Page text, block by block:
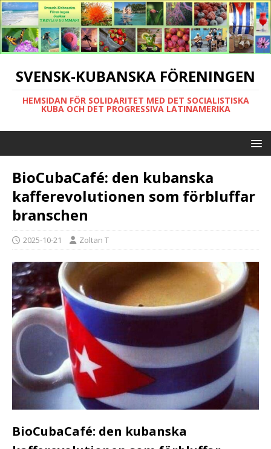
SVENSK-KUBANSKA FÖRENINGEN
HEMSIDAN FÖR SOLIDARITET MED DET SOCIALISTISKA
KUBA OCH DET PROGRESSIVA LATINAMERIKA
BioCubaCafé: den kubanska
kafferevolutionen som förbluffar
branschen
2025-10-21 Zoltan T
BioCubaCafé: den kubanska